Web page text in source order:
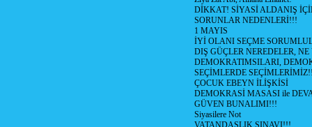
DİKKAT! SİYASİ ALDANIŞ
SORUNLAR NEDENLERİ!!!
1 MAYIS
İYİ OLANI SEÇME
DIŞ GÜÇLER NEREDELER,
DEMOKRATIMSILARI,
SEÇİMLERDE
ÇOCUK EBEYN İLİŞKİSİ
DEMOKRASİ MASASI ile
GÜVEN BUNALIMI!!!
Siyasilere Not
VATANDAŞLIK SINAVI!!!